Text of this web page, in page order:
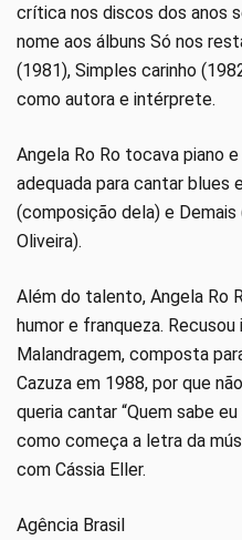
crítica nos discos dos anos
nome aos álbuns Só nos
(1981), Simples carinho
como autora e intérprete.
Angela Ro Ro tocava piano
adequada para cantar blues
(composição dela) e
Oliveira).
Além do talento, Angela Ro
humor e franqueza.
Malandragem, composta
Cazuza em 1988, por que
queria cantar “Quem sabe
como começa a letra da
com Cássia Eller.
Agência Brasil